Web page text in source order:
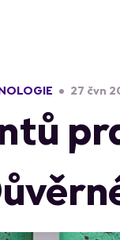
27 čvn